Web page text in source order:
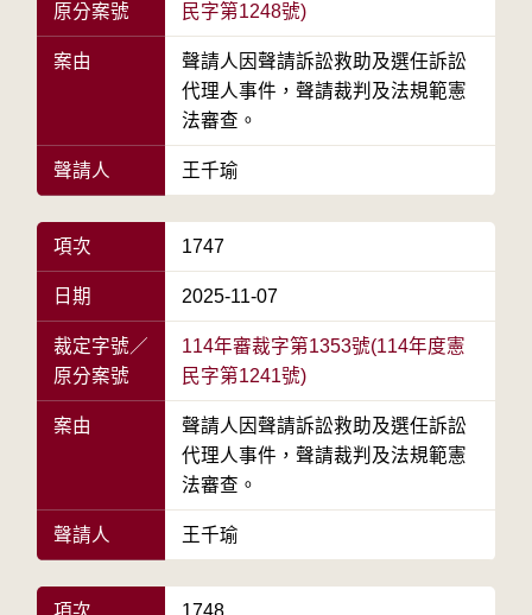
原分案號
民字第1248號)
案由
聲請人因聲請訴訟救助及選任訴訟
代理人事件，聲請裁判及法規範憲
法審查。
聲請人 王千瑜
項次 1747
日期 2025-11-07
裁定字號／
原分案號
114年審裁字第1353號(114年度憲
民字第1241號)
案由
聲請人因聲請訴訟救助及選任訴訟
代理人事件，聲請裁判及法規範憲
法審查。
聲請人 王千瑜
項次 1748